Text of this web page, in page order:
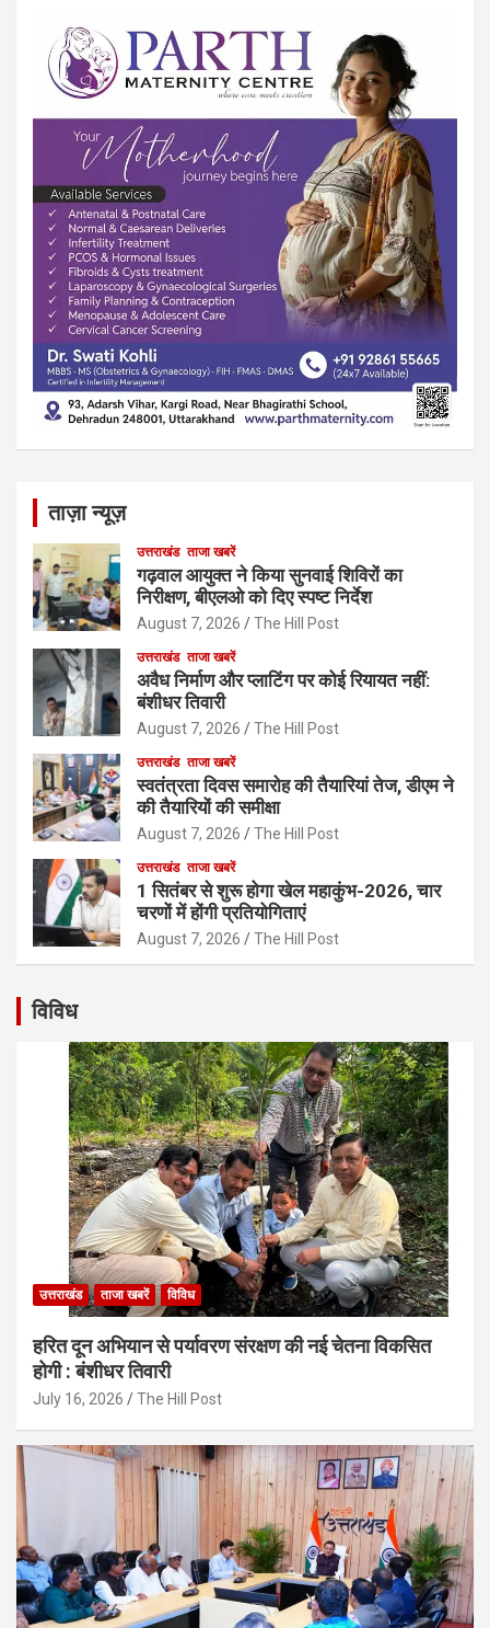
ताज़ा न्यूज़
उत्तराखंड ताजा खबरें
गढ़वाल आयुक्त ने किया सुनवाई शिविरों का
निरीक्षण, बीएलओ को दिए स्पष्ट निर्देश
August 7, 2026 The Hill Post
उत्तराखंड ताजा खबरें
अवैध निर्माण और प्लाटिंग पर कोई रियायत नहीं:
बंशीधर तिवारी
August 7, 2026 The Hill Post
उत्तराखंड ताजा खबरें
स्वतंत्रता दिवस समारोह की तैयारियां तेज, डीएम ने
की तैयारियों की समीक्षा
August 7, 2026 The Hill Post
उत्तराखंड ताजा खबरें
1 सितंबर से शुरू होगा खेल महाकुंभ-2026, चार
चरणों में होंगी प्रतियोगिताएं
August 7, 2026 The Hill Post
विविध
उत्तराखंड ताजा खबरें विविध
हरित दून अभियान से पर्यावरण संरक्षण की नई चेतना विकसित
होगी : बंशीधर तिवारी
July 16, 2026 The Hill Post